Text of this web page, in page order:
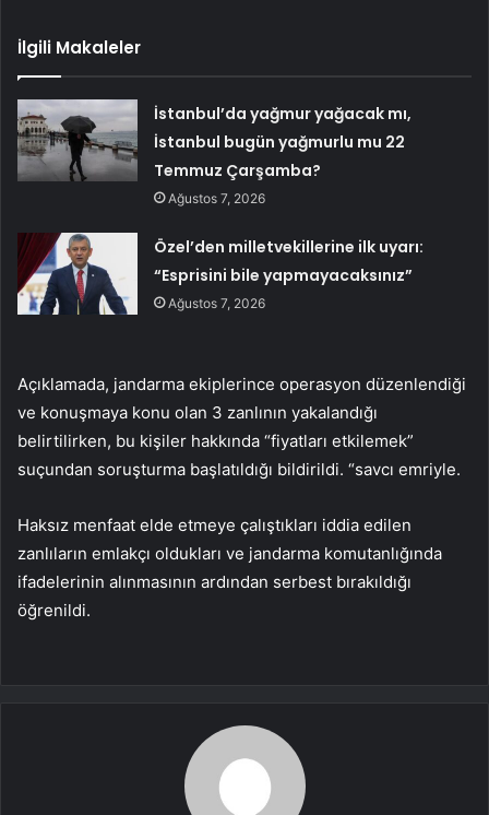
İlgili Makaleler
İstanbul’da yağmur yağacak mı,
İstanbul bugün yağmurlu mu 22
Temmuz Çarşamba?
Ağustos 7, 2026
Özel’den milletvekillerine ilk uyarı:
“Esprisini bile yapmayacaksınız”
Ağustos 7, 2026
Açıklamada, jandarma ekiplerince operasyon düzenlendiği
ve konuşmaya konu olan 3 zanlının yakalandığı
belirtilirken, bu kişiler hakkında “fiyatları etkilemek”
suçundan soruşturma başlatıldığı bildirildi. “savcı emriyle.
Haksız menfaat elde etmeye çalıştıkları iddia edilen
zanlıların emlakçı oldukları ve jandarma komutanlığında
ifadelerinin alınmasının ardından serbest bırakıldığı
öğrenildi.